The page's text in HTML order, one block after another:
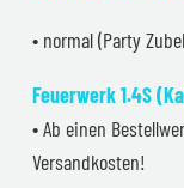
• normal (Party
Feuerwerk 1.4S
• Ab einen
Versandkosten!